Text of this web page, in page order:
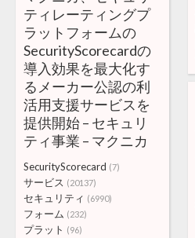
ティレーティングプ
ラットフォームの
SecurityScorecardの
導入効果を最大化す
るメーカー公認の利
活用支援サービスを
提供開始 – セキュリ
ティ事業 – マクニカ
SecurityScorecard (7)
サービス (20137)
セキュリティ (6990)
フォーム (232)
プラット (96)